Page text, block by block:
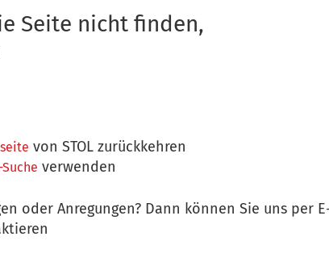
Seite nicht finden,
von STOL zurückkehren
Suche verwenden
oder Anregungen? Dann können Sie uns per